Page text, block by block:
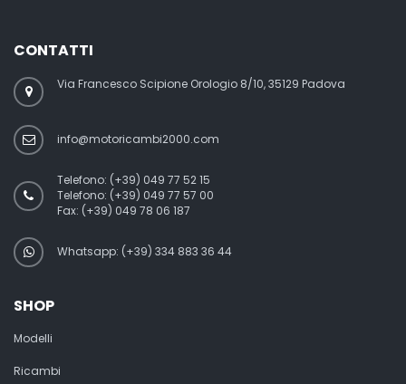
CONTATTI
Via Francesco Scipione Orologio 8/10, 35129 Padova
info@motoricambi2000.com
Telefono: (+39) 049 77 52 15
Telefono: (+39) 049 77 57 00
Fax: (+39) 049 78 06 187
Whatsapp: (+39) 334 883 36 44
SHOP
Modelli
Ricambi